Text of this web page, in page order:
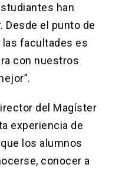
han
Desde el punto de
las facultades es
con nuestros
del Magíster
experiencia de
los alumnos
conocer a